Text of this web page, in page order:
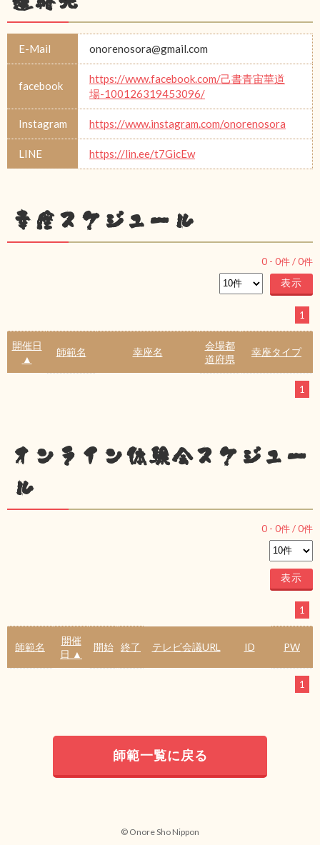
E-Mail onorenosora@gmail.com
facebook
https://www.facebook.com/己書青宙華道
場-100126319453096/
Instagram https://www.instagram.com/onorenosora
LINE https://lin.ee/t7GicEw
幸座スケジュール
0 - 0件 /0件
1
開催日
▲
師範名 幸座名
会場都
道府県
幸座タイプ
1
オンライン体験会スケジュー
ル
0 - 0件 /0件
1
師範名
開催
日 ▲
開始 終了 テレビ会議URL ID PW
1
師範一覧に戻る
© Onore Sho Nippon